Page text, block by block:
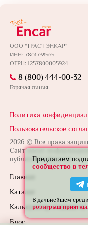
ООО "ТРАСТ ЭНКАР"
ИНН: 7801739565
ОГРН: 1257800005924
Политика
Пользовательское
2026 © Все права
Сайт носит
публичной офертой.
Главная
Каталог
Калькулятор стоимости
Блог
8 (800) 444-00-32
Горячая линия
Предлагаем
сообщество в
В дальнейшем
розыгрыш